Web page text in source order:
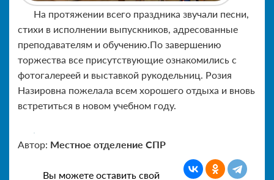
На протяжении всего праздника звучали песни,
стихи в исполнении выпускников, адресованные
преподавателям и обучению.По завершению
торжества все присутствующие ознакомились с
фотогалереей и выставкой рукодельниц. Розия
Назировна пожелала всем хорошего отдыха и вновь
встретиться в новом учебном году.
Автор: Местное отделение СПР
Вы можете оставить свой